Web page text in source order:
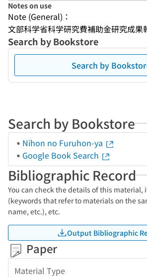
Notes on use
Note (General)：
文部科学省科学研究費補助金研究成果
Search by Bookstore
Search by
Search by Bookstore
Nihon no Furuhon-ya
Google Book Search
Bibliographic Record
You can check the details of this material,
(keywords that refer to materials on the
name, etc.), etc.
Output Bibliographic
Paper
Material Type